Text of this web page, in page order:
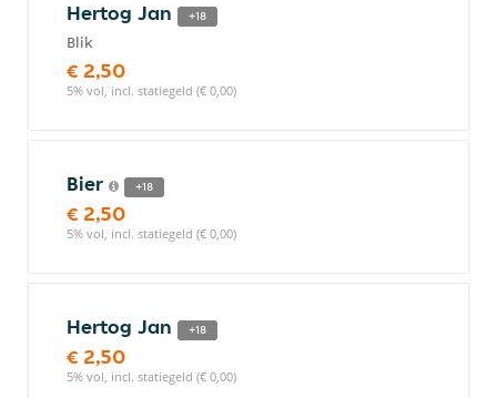
Hertog Jan +18
Blik
€ 2,50
5% vol, incl. statiegeld (€ 0,00)
Bier +18
€ 2,50
5% vol, incl. statiegeld (€ 0,00)
Hertog Jan +18
€ 2,50
5% vol, incl. statiegeld (€ 0,00)